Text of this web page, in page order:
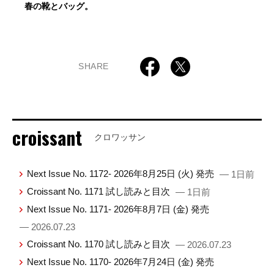
春の靴とバッグ。
SHARE
croissant クロワッサン
Next Issue No. 1172- 2026年8月25日 (火) 発売 — 1日前
Croissant No. 1171 試し読みと目次 — 1日前
Next Issue No. 1171- 2026年8月7日 (金) 発売
— 2026.07.23
Croissant No. 1170 試し読みと目次 — 2026.07.23
Next Issue No. 1170- 2026年7月24日 (金) 発売